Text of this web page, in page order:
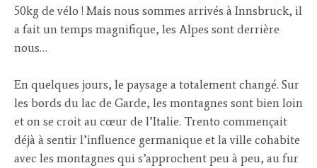
50kg de vélo ! Mais nous sommes arrivés à Innsbruck, il
a fait un temps magnifique, les Alpes sont derrière
nous…
En quelques jours, le paysage a totalement changé. Sur
les bords du lac de Garde, les montagnes sont bien loin
et on se croit au cœur de l’Italie. Trento commençait
déjà à sentir l’influence germanique et la ville cohabite
avec les montagnes qui s’approchent peu à peu, au fur